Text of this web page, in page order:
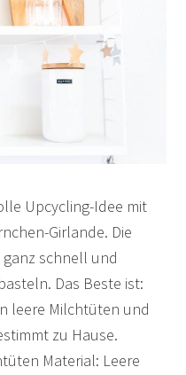
Upcycling-Idee mit
Girlande. Die
schnell und
Das Beste ist:
leere Milchtüten und
zu Hause.
Material: Leere